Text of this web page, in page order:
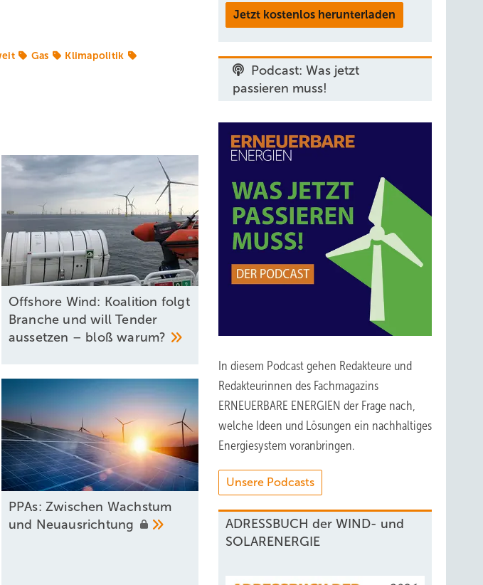
Gas
Klimapolitik
Offshore Wind: Koalition folgt
Branche und will Tender
aussetzen – bloßwarum?
PPAs: Zwischen Wachstum
und Neuausrichtung
Jetzt kostenlos herunterladen
Podcast: Was jetzt
passieren muss!
In diesem Podcast gehen Redakteure und
Redakteurinnen des Fachmagazins
ERNEUERBARE ENERGIEN der Frage nach,
welche Ideen und Lösungen ein nachhaltiges
Energiesystem voranbringen.
Unsere Podcasts
ADRESSBUCH der WIND- und
SOLARENERGIE